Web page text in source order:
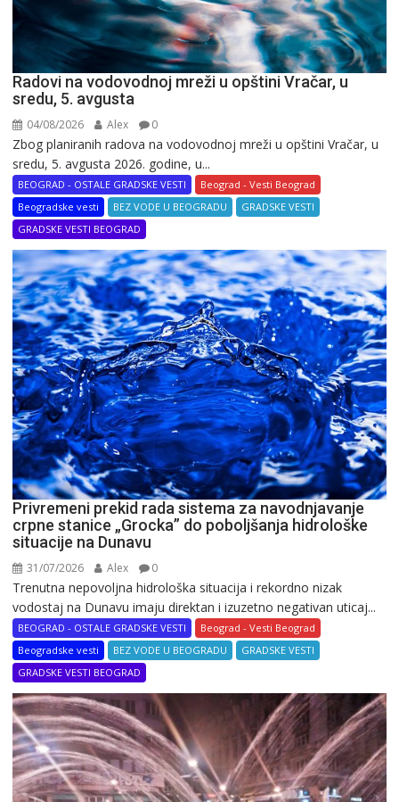
Radovi na vodovodnoj mreži u opštini Vračar, u
sredu, 5. avgusta
04/08/2026 Alex 0
Zbog planiranih radova na vodovodnoj mreži u opštini Vračar, u
sredu, 5. avgusta 2026. godine, u...
BEOGRAD - OSTALE GRADSKE VESTI
Beograd - Vesti Beograd
Beogradske vesti
BEZ VODE U BEOGRADU
GRADSKE VESTI
GRADSKE VESTI BEOGRAD
Privremeni prekid rada sistema za navodnjavanje
crpne stanice „Grocka” do poboljšanja hidrološke
situacije na Dunavu
31/07/2026 Alex 0
Trenutna nepovoljna hidrološka situacija i rekordno nizak
vodostaj na Dunavu imaju direktan i izuzetno negativan uticaj...
BEOGRAD - OSTALE GRADSKE VESTI
Beograd - Vesti Beograd
Beogradske vesti
BEZ VODE U BEOGRADU
GRADSKE VESTI
GRADSKE VESTI BEOGRAD